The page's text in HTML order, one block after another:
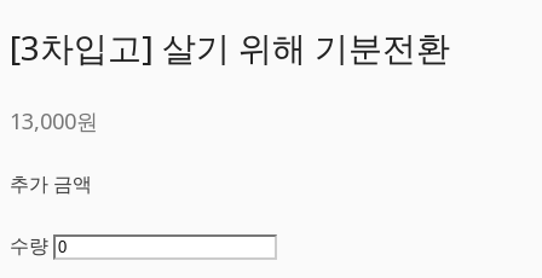
[3차입고] 살기 위해 기분전환
13,000원
추가 금액
수량